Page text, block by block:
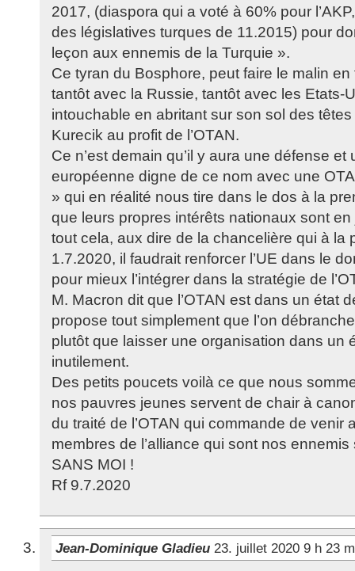
2017, (diaspora qui a voté à 60% pour
des législatives turques de 11.2015) pour
leçon aux ennemis de la Turquie ».
Ce tyran du Bosphore, peut faire le malin
tantôt avec la Russie, tantôt avec les Etats-
intouchable en abritant sur son sol des
Kurecik au profit de l’OTAN.
Ce n’est demain qu’il y aura une défense
européenne digne de ce nom avec une
» qui en réalité nous tire dans le dos à la
que leurs propres intérêts nationaux sont
tout cela, aux dire de la chancelière qui à la
1.7.2020, il faudrait renforcer l’UE dans le
pour mieux l’intégrer dans la stratégie de
M. Macron dit que l’OTAN est dans un état
propose tout simplement que l’on
plutôt que laisser une organisation dans un
inutilement.
Des petits poucets voilà ce que nous
nos pauvres jeunes servent de chair à
du traité de l’OTAN qui commande de venir
membres de l’alliance qui sont nos ennemis
SANS MOI !
Rf 9.7.2020
Jean-Dominique Gladieu 23. juillet 2020 9 h 23